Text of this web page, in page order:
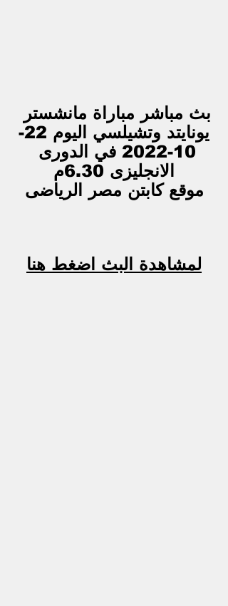
بث مباشر مباراة مانشستر
يونايتد وتشيلسي اليوم 22-
10-2022 في الدورى
الانجليزى 6.30م
موقع كابتن مصر الرياضى
لمشاهدة البث اضغط هنا